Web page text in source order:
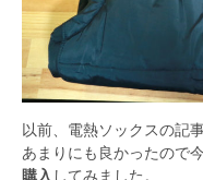
以前、電熱ソックスの記
あまりにも良かったので
購入 してみました。